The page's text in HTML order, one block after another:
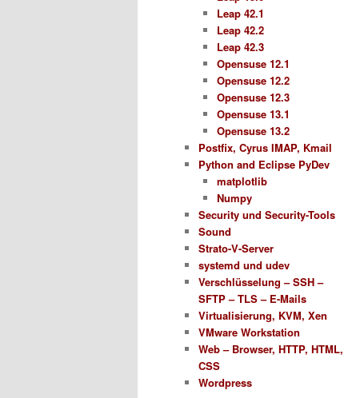
Leap 42.1
Leap 42.2
Leap 42.3
Opensuse 12.1
Opensuse 12.2
Opensuse 12.3
Opensuse 13.1
Opensuse 13.2
Postfix, Cyrus IMAP, Kmail
Python and Eclipse PyDev
matplotlib
Numpy
Security und Security-Tools
Sound
Strato-V-Server
systemd und udev
Verschlüsselung – SSH –
SFTP – TLS – E-Mails
Virtualisierung, KVM, Xen
VMware Workstation
Web – Browser, HTTP, HTML,
CSS
Wordpress